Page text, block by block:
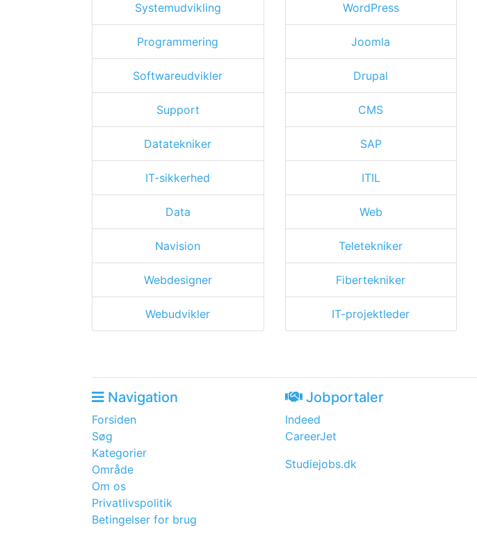
Systemudvikling
Programmering
Softwareudvikler
Support
Datatekniker
IT-sikkerhed
Data
Navision
Webdesigner
Webudvikler
WordPress
Joomla
Drupal
CMS
SAP
ITIL
Web
Teletekniker
Fibertekniker
IT-projektleder
Navigation
Forsiden
Søg
Kategorier
Område
Om os
Privatlivspolitik
Betingelser for brug
Jobportaler
Indeed
CareerJet
Studiejobs.dk